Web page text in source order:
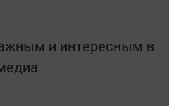
и интересным в